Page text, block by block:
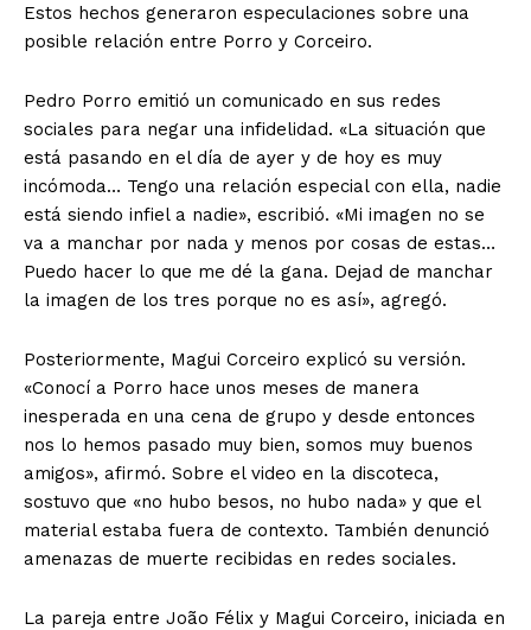
Estos hechos generaron especulaciones sobre una
posible relación entre Porro y Corceiro.
Pedro Porro emitió un comunicado en sus redes
sociales para negar una infidelidad. «La situación que
está pasando en el día de ayer y de hoy es muy
incómoda… Tengo una relación especial con ella, nadie
está siendo infiel a nadie», escribió. «Mi imagen no se
va a manchar por nada y menos por cosas de estas…
Puedo hacer lo que me dé la gana. Dejad de manchar
la imagen de los tres porque no es así», agregó.
Posteriormente, Magui Corceiro explicó su versión.
«Conocí a Porro hace unos meses de manera
inesperada en una cena de grupo y desde entonces
nos lo hemos pasado muy bien, somos muy buenos
amigos», afirmó. Sobre el video en la discoteca,
sostuvo que «no hubo besos, no hubo nada» y que el
material estaba fuera de contexto. También denunció
amenazas de muerte recibidas en redes sociales.
La pareja entre João Félix y Magui Corceiro, iniciada en